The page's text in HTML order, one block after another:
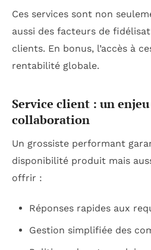
Ces services sont non
aussi des facteurs de
clients. En bonus, l’accès à
rentabilité globale.
Service client : un
collaboration
Un grossiste performant
disponibilité produit mais
offrir :
Réponses rapides aux
Gestion simplifiée des